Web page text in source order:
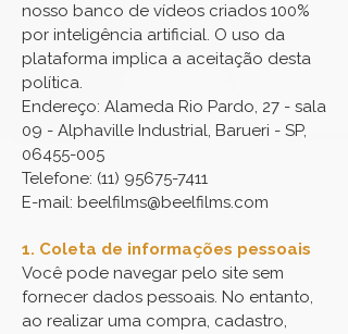
nosso banco de vídeos criados 100%
por inteligência artificial. O uso da
plataforma implica a aceitação desta
política.
Endereço: Alameda Rio Pardo, 27 - sala
09 - Alphaville Industrial, Barueri - SP,
06455-005
Telefone: (11) 95675-7411
E-mail: beelfilms@beelfilms.com
1. Coleta de informações pessoais
Você pode navegar pelo site sem
fornecer dados pessoais. No entanto,
ao realizar uma compra, cadastro,